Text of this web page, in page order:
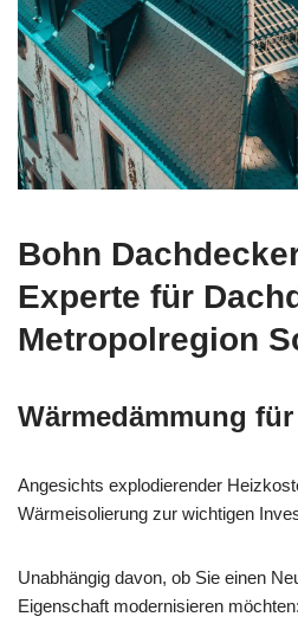
Bohn
Experte für
Metropolregion
Wärmedämmung
Angesichts explodierender
Wärmeisolierung zur wichtigen
Unabhängig davon, ob Sie einen
Eigenschaft modernisieren